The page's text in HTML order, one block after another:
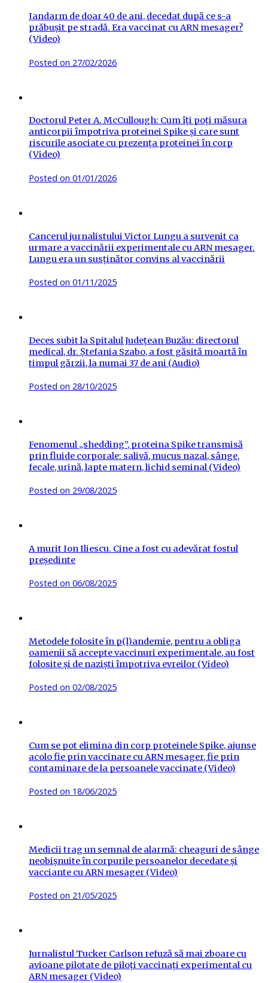
Jandarm de doar 40 de ani, decedat după ce s-a
prăbușit pe stradă. Era vaccinat cu ARN mesager?
(Video)
Posted on 27/02/2026
Doctorul Peter A. McCullough: Cum îți poți măsura
anticorpii împotriva proteinei Spike și care sunt
riscurile asociate cu prezența proteinei în corp
(Video)
Posted on 01/01/2026
Cancerul jurnalistului Victor Lungu a survenit ca
urmare a vaccinării experimentale cu ARN mesager.
Lungu era un susținător convins al vaccinării
Posted on 01/11/2025
Deces subit la Spitalul Județean Buzău: directorul
medical, dr. Ștefania Szabo, a fost găsită moartă în
timpul gărzii, la numai 37 de ani (Audio)
Posted on 28/10/2025
Fenomenul „shedding”, proteina Spike transmisă
prin fluide corporale: salivă, mucus nazal, sânge,
fecale, urină, lapte matern, lichid seminal (Video)
Posted on 29/08/2025
A murit Ion Iliescu. Cine a fost cu adevărat fostul
președinte
Posted on 06/08/2025
Metodele folosite în p(l)andemie, pentru a obliga
oamenii să accepte vaccinuri experimentale, au fost
folosite și de naziști împotriva evreilor (Video)
Posted on 02/08/2025
Cum se pot elimina din corp proteinele Spike, ajunse
acolo fie prin vaccinare cu ARN mesager, fie prin
contaminare de la persoanele vaccinate (Video)
Posted on 18/06/2025
Medicii trag un semnal de alarmă: cheaguri de sânge
neobișnuite în corpurile persoanelor decedate și
vacciante cu ARN mesager (Video)
Posted on 21/05/2025
Jurnalistul Tucker Carlson refuză să mai zboare cu
avioane pilotate de piloți vaccinați experimental cu
ARN mesager (Video)